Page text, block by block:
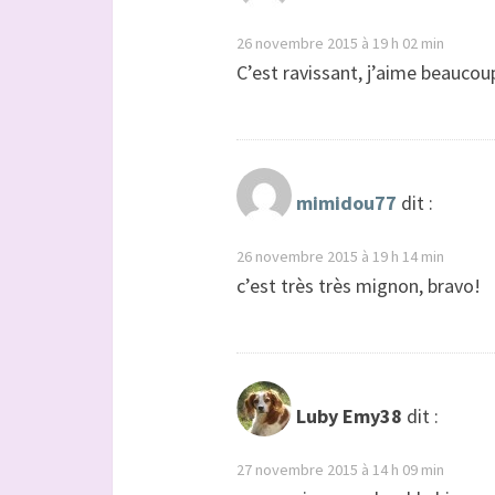
26 novembre 2015 à 19 h 02 min
C’est ravissant, j’aime
mimidou77 dit :
26 novembre 2015 à 19 h 14 min
c’est très très mignon, bravo!
Luby Emy38 dit :
27 novembre 2015 à 14 h 09 min